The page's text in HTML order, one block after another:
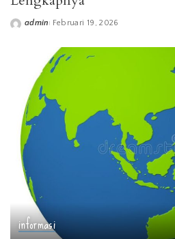
Posted
admin Februari 19, 2026
informasi